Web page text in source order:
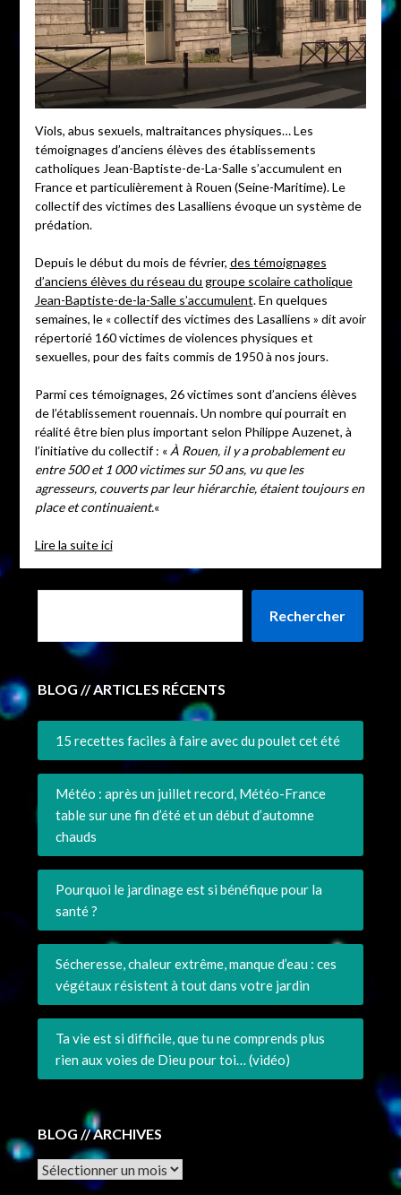
Viols, abus sexuels, maltraitances physiques… Les
témoignages d’anciens élèves des établissements
catholiques Jean-Baptiste-de-La-Salle s’accumulent en
France et particulièrement à Rouen (Seine-Maritime). Le
collectif des victimes des Lasalliens évoque un système de
prédation.
Depuis le début du mois de février, des témoignages
d’anciens élèves du réseau du groupe scolaire catholique
Jean-Baptiste-de-la-Salle s’accumulent. En quelques
semaines, le « collectif des victimes des Lasalliens » dit avoir
répertorié 160 victimes de violences physiques et
sexuelles, pour des faits commis de 1950 à nos jours.
Parmi ces témoignages, 26 victimes sont d’anciens élèves
de l’établissement rouennais. Un nombre qui pourrait en
réalité être bien plus important selon Philippe Auzenet, à
l’initiative du collectif : « À Rouen, il y a probablement eu
entre 500 et 1 000 victimes sur 50 ans, vu que les
agresseurs, couverts par leur hiérarchie, étaient toujours en
place et continuaient.«
Lire la suite ici
Rechercher
BLOG // ARTICLES RÉCENTS
15 recettes faciles à faire avec du poulet cet été
Météo : après un juillet record, Météo-France
table sur une fin d’été et un début d’automne
chauds
Pourquoi le jardinage est si bénéfique pour la
santé ?
Sécheresse, chaleur extrême, manque d’eau : ces
végétaux résistent à tout dans votre jardin
Ta vie est si difficile, que tu ne comprends plus
rien aux voies de Dieu pour toi… (vidéo)
BLOG // ARCHIVES
Archives